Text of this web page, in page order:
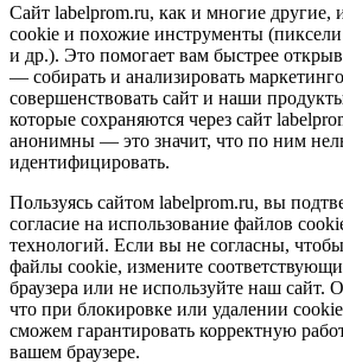
Сайт labelprom.ru, как и многие другие,
cookie и похожие инструменты
и др.). Это помогает вам быстрее
— собирать и анализировать
совершенствовать сайт и наши
которые сохраняются через сайт
анонимны — это значит, что по ним
идентифицировать.
Пользуясь сайтом labelprom.ru, вы
согласие на использование файлов
технологий. Если вы не согласны,
файлы cookie, измените
браузера или не используйте наш сайт.
что при блокировке или удалении
сможем гарантировать корректную
вашем браузере.